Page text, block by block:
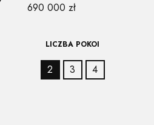
690 000 zł
LICZBA POKOI
2 3 4